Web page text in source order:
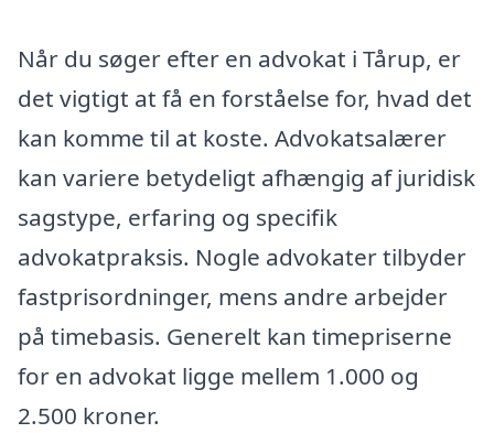
Når du søger efter en advokat i Tårup, er
det vigtigt at få en forståelse for, hvad det
kan komme til at koste. Advokatsalærer
kan variere betydeligt afhængig af juridisk
sagstype, erfaring og specifik
advokatpraksis. Nogle advokater tilbyder
fastprisordninger, mens andre arbejder
på timebasis. Generelt kan timepriserne
for en advokat ligge mellem 1.000 og
2.500 kroner.